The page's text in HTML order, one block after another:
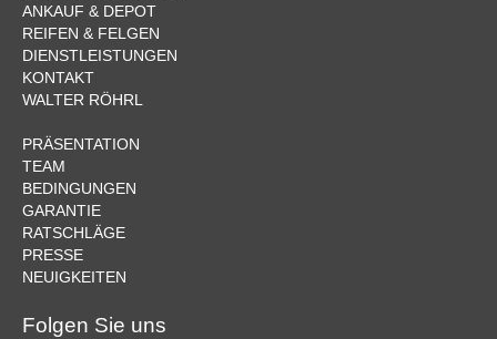
ANKAUF & DEPOT
REIFEN & FELGEN
DIENSTLEISTUNGEN
KONTAKT
WALTER RÖHRL
PRÄSENTATION
TEAM
BEDINGUNGEN
GARANTIE
RATSCHLÄGE
PRESSE
NEUIGKEITEN
Folgen Sie uns